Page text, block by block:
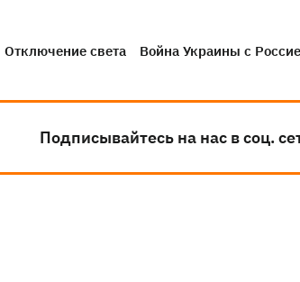
Отключение света Война Украины с
Подписывайтесь на нас в соц.